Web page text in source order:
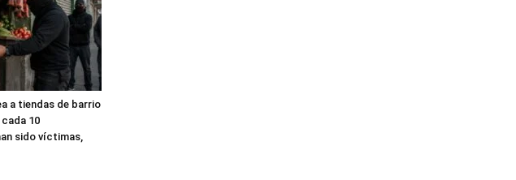
a tiendas de barrio
10
sido víctimas,